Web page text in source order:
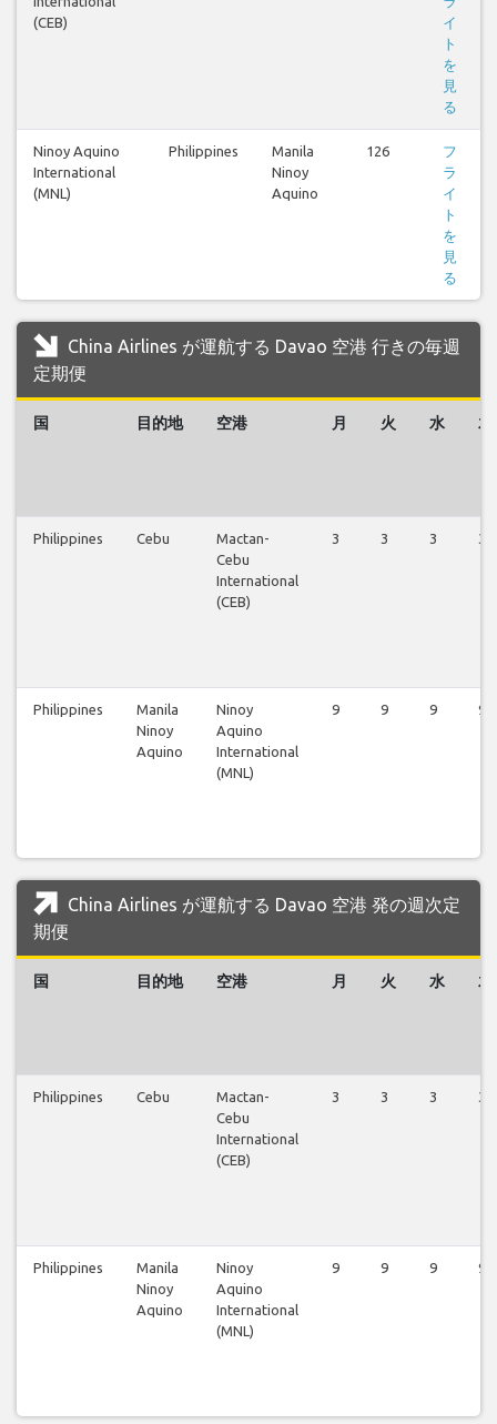
(CEB)
イ
ト
を
見
る
Ninoy Aquino
International
(MNL)
Philippines
Manila
Ninoy
Aquino
126
フ
ラ
イ
ト
を
見
る
China Airlines が運航する Davao 空港 行きの毎週
定期便
国 目的地 空港 月 火 水 木
Philippines Cebu
Mactan-
Cebu
International
(CEB)
3 3 3 3
Philippines
Manila
Ninoy
Aquino
Ninoy
Aquino
International
(MNL)
9 9 9 9
China Airlines が運航する Davao 空港 発の週次定
期便
国 目的地 空港 月 火 水 木
Philippines Cebu
Mactan-
Cebu
International
(CEB)
3 3 3 3
Philippines
Manila
Ninoy
Aquino
Ninoy
Aquino
International
(MNL)
9 9 9 9